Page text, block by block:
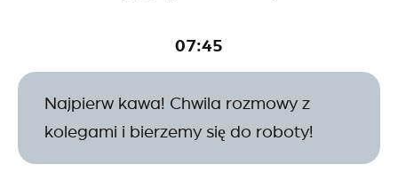
07:45
Najpierw kawa! Chwila rozmowy z
kolegami i bierzemy się do roboty!